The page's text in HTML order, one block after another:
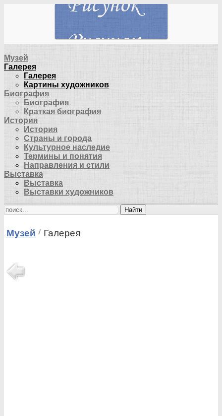
Музей
Галерея
Галерея
Картины художников
Биография
Биография
Краткая биография
История
История
Страны и города
Культурное наследие
Термины и понятия
Направления и стили
Выставка
Выставка
Выставки художников
Найти
Музей Галерея